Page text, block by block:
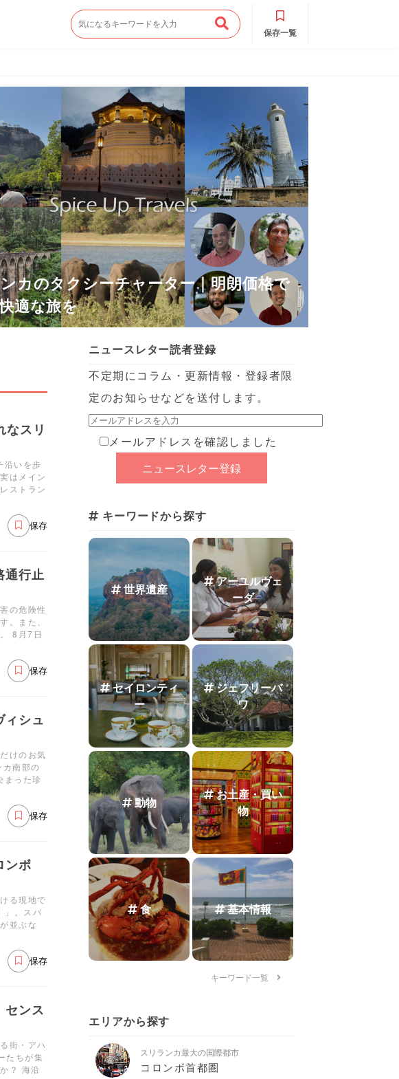
保存一覧
カのタクシーチャーター｜明朗価格で
適な旅を
なスリ
沿いを歩
はメイン
ストラン
保存
通行止
の危険性
。また、
8月7日
保存
ィシュ
けのお気
南部の
った珍
保存
ンボ
る現地で
」。スパ
並ぶな
保存
センス
街・アハ
たちが集
？ 海沿
ニュースレター読者登録
不定期にコラム・更新情報・登録者限
定のお知らせなどを送付します。
メールアドレスを確認しました
キーワードから探す
世界遺産
アーユルヴェ
ーダ
セイロンティ
ー
ジェフリーバ
ワ
動物
お土産・買い
物
食 基本情報
キーワード一覧
エリアから探す
スリランカ最大の国際都市
コロンボ首都圏